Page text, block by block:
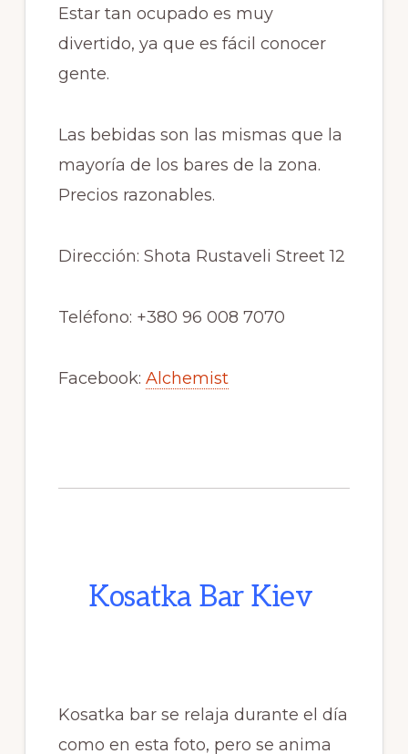
Estar tan ocupado es muy
divertido, ya que es fácil conocer
gente.
Las bebidas son las mismas que la
mayoría de los bares de la zona.
Precios razonables.
Dirección: Shota Rustaveli Street 12
Teléfono: +380 96 008 7070
Facebook: Alchemist
Kosatka Bar Kiev
Kosatka bar se relaja durante el día
como en esta foto, pero se anima